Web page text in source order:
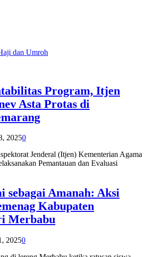
dan Umroh
Program, Itjen
Asta Protas di
20250
Jenderal (Itjen) Kementerian Agama
Pemantauan dan Evaluasi
sebagai Amanah: Aksi
Kabupaten
Merbabu
20250